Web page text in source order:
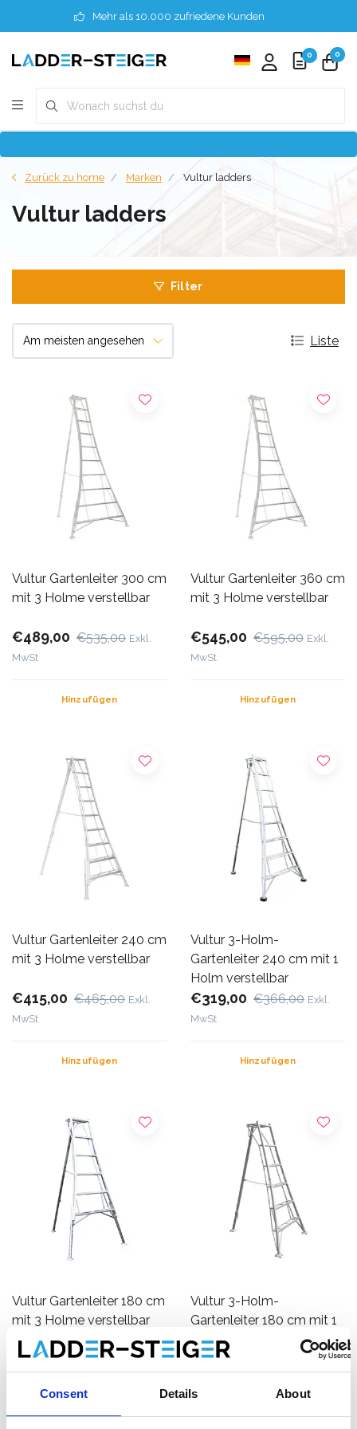
Consent Details About
Mehr als 10.000 zufriedene Kunden
0 0
Zurück zu home Marken Vultur ladders
Vultur ladders
Filter
Liste
Vultur Gartenleiter 300 cm
mit 3 Holme verstellbar
€489,00 €535,00 Exkl.
MwSt
Hinzufügen
Vultur Gartenleiter 360 cm
mit 3 Holme verstellbar
€545,00 €595,00 Exkl.
MwSt
Hinzufügen
Vultur Gartenleiter 240 cm
mit 3 Holme verstellbar
€415,00 €465,00 Exkl.
MwSt
Hinzufügen
Vultur 3-Holm-
Gartenleiter 240 cm mit 1
Holm verstellbar
€319,00 €366,00 Exkl.
MwSt
Hinzufügen
Vultur Gartenleiter 180 cm
mit 3 Holme verstellbar
€335,00 €380,00
Exkl.
Vultur 3-Holm-
Gartenleiter 180 cm mit 1
Holm verstellbar
€245,00
Exkl.